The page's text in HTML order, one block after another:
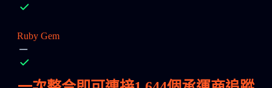
Ruby Gem